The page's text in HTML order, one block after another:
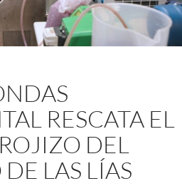
RESCATA EL
DEL
LAS LÍAS